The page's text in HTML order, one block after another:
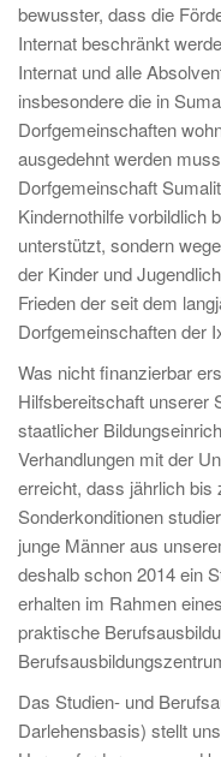
bewusster, dass die
Internat beschränkt
Internat und alle
insbesondere die in
Dorfgemeinschaften
ausgedehnt werden
Dorfgemeinschaft
Kindernothilfe vorbildlich
unterstützt, sondern
der Kinder und
Frieden der seit dem
Dorfgemeinschaften der
Was nicht finanzierbar
Hilfsbereitschaft unserer
staatlicher
Verhandlungen mit der
erreicht, dass jährlich
Sonderkonditionen
junge Männer aus
deshalb schon 2014 ein
erhalten im Rahmen
praktische
Das Studien- und
Darlehensbasis) stellt